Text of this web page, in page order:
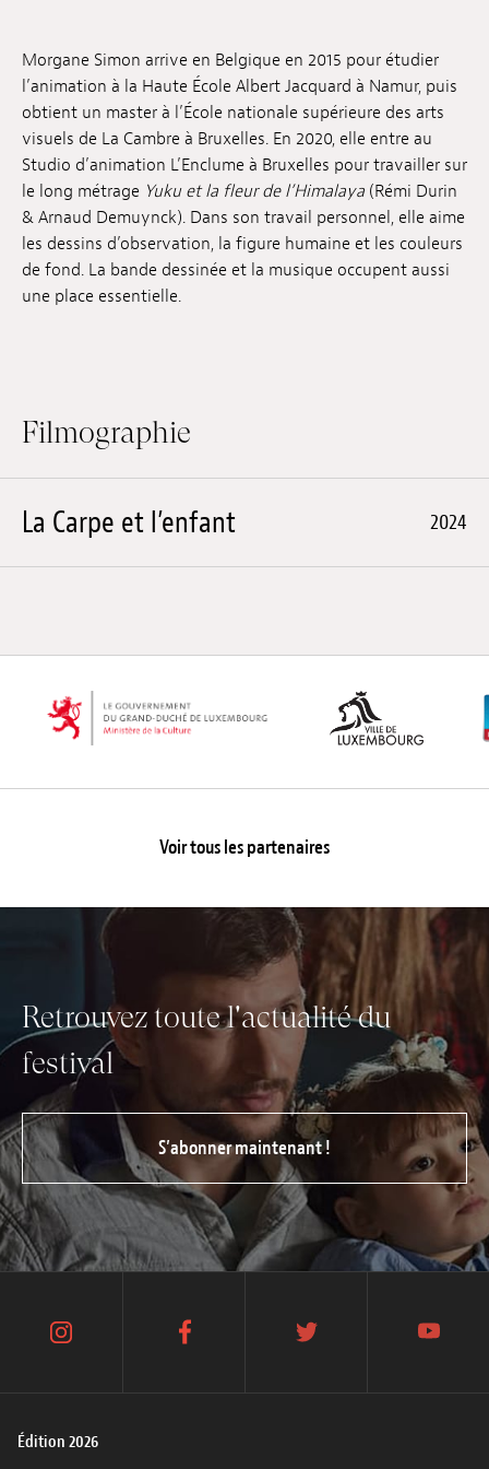
Soumissions
Archives
Publications
Morgane Simon arrive en Belgique en 2015 pour étudier
l’animation à la Haute École Albert Jacquard à Namur, puis
obtient un master à l’École nationale supérieure des arts
visuels de La Cambre à Bruxelles. En 2020, elle entre au
Studio d’animation L’Enclume à Bruxelles pour travailler sur
le long métrage Yuku et la fleur de l’Himalaya (Rémi Durin
& Arnaud Demuynck). Dans son travail personnel, elle aime
les dessins d’observation, la figure humaine et les couleurs
de fond. La bande dessinée et la musique occupent aussi
une place essentielle.
Filmographie
La Carpe et l’enfant 2024
Voir tous les partenaires
Retrouvez toute l'actualité du
festival
S’abonner maintenant !
Édition 2026
instagram facebook twitter youtube